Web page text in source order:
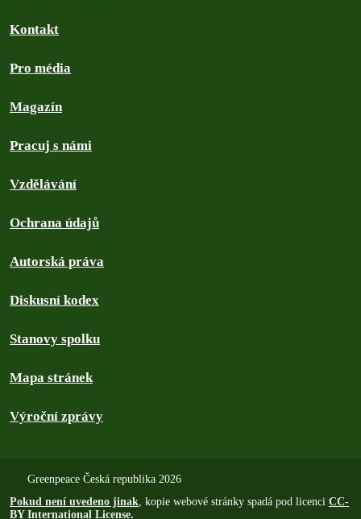
Kontakt
Pro média
Magazín
Pracuj s námi
Vzdělávání
Ochrana údajů
Autorská práva
Diskusní kodex
Stanovy spolku
Mapa stránek
Výroční zprávy
Greenpeace Česká republika 2026
Pokud není uvedeno jinak, kopie webové stránky spadá pod licenci CC-
BY International License.